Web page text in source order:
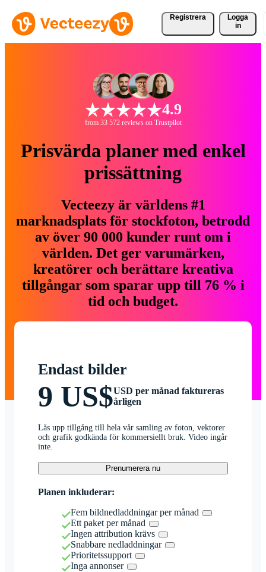
Registrera
Logga
in
4.9
from 33 572 reviews on Trustpilot
Prisvärda planer med enkel
prissättning
Vecteezy är världens #1
marknadsplats för stockfoton, betrodd
av över 90 000 kunder runt om i
världen. Det ger varumärken,
kreatörer och berättare kreativa
tillgångar som sparar upp till 76 % i
tid och budget.
Endast bilder
9 US$USD per månad faktureras
årligen
Lås upp tillgång till hela vår samling av foton, vektorer
och grafik godkända för kommersiellt bruk. Video ingår
inte.
Prenumerera nu
Planen inkluderar:
Fem bildnedladdningar per månad
Ett paket per månad
Ingen attribution krävs
Snabbare nedladdningar
Prioritetssupport
Inga annonser